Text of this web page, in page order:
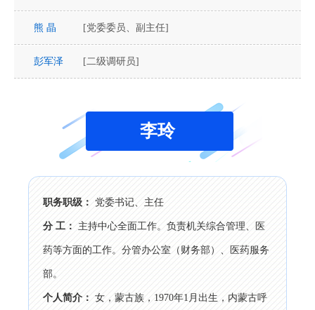
熊 晶 [党委委员、副主任]
彭军泽 [二级调研员]
李玲
职务职级： 党委书记、主任
分 工： 主持中心全面工作。负责机关综合管理、医
药等方面的工作。分管办公室（财务部）、医药服务
部。
个人简介： 女，蒙古族，1970年1月出生，内蒙古呼